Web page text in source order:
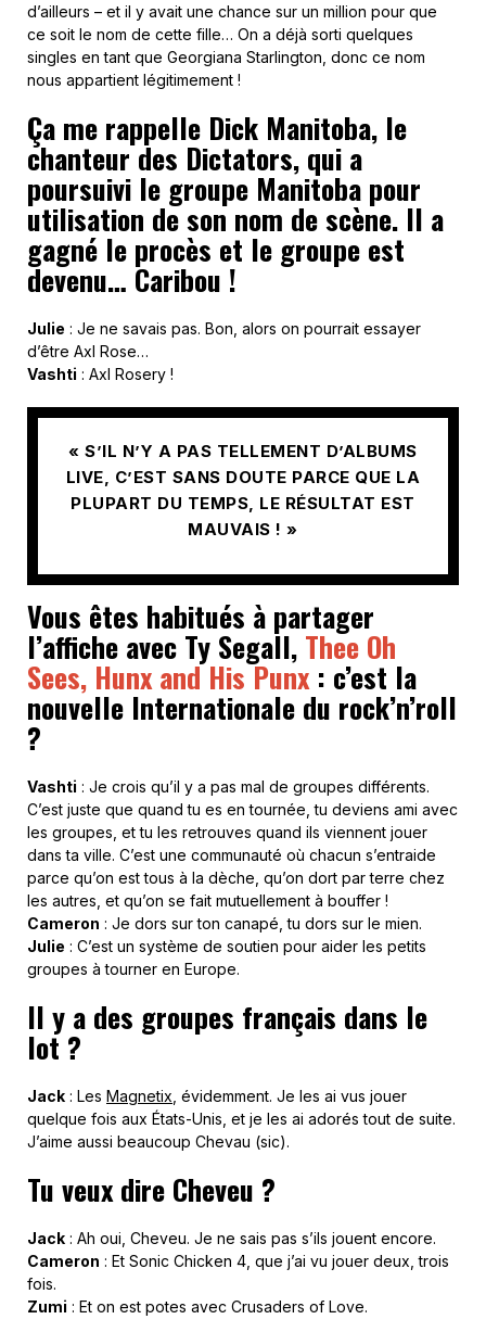
d’ailleurs – et il y avait une chance sur un million pour que
ce soit le nom de cette fille… On a déjà sorti quelques
singles en tant que Georgiana Starlington, donc ce nom
nous appartient légitimement !
Ça me rappelle Dick Manitoba, le
chanteur des Dictators, qui a
poursuivi le groupe Manitoba pour
utilisation de son nom de scène. Il a
gagné le procès et le groupe est
devenu… Caribou !
Julie : Je ne savais pas. Bon, alors on pourrait essayer
d’être Axl Rose…
Vashti : Axl Rosery !
« S’IL N’Y A PAS TELLEMENT D’ALBUMS
LIVE, C’EST SANS DOUTE PARCE QUE LA
PLUPART DU TEMPS, LE RÉSULTAT EST
MAUVAIS ! »
Vous êtes habitués à partager
l’affiche avec Ty Segall, Thee Oh
Sees, Hunx and His Punx: c’est la
nouvelle Internationale du rock’n’roll
?
Vashti : Je crois qu’il y a pas mal de groupes différents.
C’est juste que quand tu es en tournée, tu deviens ami avec
les groupes, et tu les retrouves quand ils viennent jouer
dans ta ville. C’est une communauté où chacun s’entraide
parce qu’on est tous à la dèche, qu’on dort par terre chez
les autres, et qu’on se fait mutuellement à bouffer !
Cameron : Je dors sur ton canapé, tu dors sur le mien.
Julie : C’est un système de soutien pour aider les petits
groupes à tourner en Europe.
Il y a des groupes français dans le
lot ?
Jack : Les Magnetix , évidemment. Je les ai vus jouer
quelque fois aux États-Unis, et je les ai adorés tout de suite.
J’aime aussi beaucoup Chevau (sic).
Tu veux dire Cheveu ?
Jack : Ah oui, Cheveu. Je ne sais pas s’ils jouent encore.
Cameron : Et Sonic Chicken 4, que j’ai vu jouer deux, trois
fois.
Zumi : Et on est potes avec Crusaders of Love.